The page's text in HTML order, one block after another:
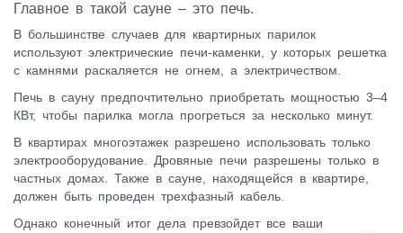
Главное в такой сауне – это печь.
В большинстве случаев для квартирных парилок
используют электрические печи-каменки, у которых решетка
с камнями раскаляется не огнем, а электричеством.
Печь в сауну предпочтительно приобретать мощностью 3–4
КВт, чтобы парилка могла прогреться за несколько минут.
В квартирах многоэтажек разрешено использовать только
электрооборудование. Дровяные печи разрешены только в
частных домах. Также в сауне, находящейся в квартире,
должен быть проведен трехфазный кабель.
Однако конечный итог дела превзойдет все ваши